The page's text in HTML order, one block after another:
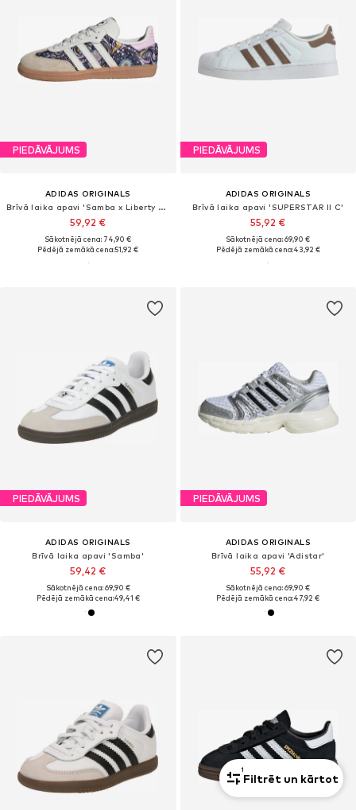
PIEDĀVĀJUMS
ADIDAS ORIGINALS
Brīvā laika apavi 'Samba x Liberty London'
59,92 €
Sākotnējā cena: 74,90 €
Pēdējā zemākā cena:51,92 €
PIEDĀVĀJUMS
ADIDAS ORIGINALS
Brīvā laika apavi 'SUPERSTAR II C'
55,92 €
Sākotnējā cena: 69,90 €
Pēdējā zemākā cena:43,92 €
PIEDĀVĀJUMS
ADIDAS ORIGINALS
Brīvā laika apavi 'Samba'
59,42 €
Sākotnējā cena: 69,90 €
Pēdējā zemākā cena:49,41 €
PIEDĀVĀJUMS
ADIDAS ORIGINALS
Brīvā laika apavi 'Adistar'
55,92 €
Sākotnējā cena: 69,90 €
Pēdējā zemākā cena:47,92 €
1
Filtrēt un kārtot